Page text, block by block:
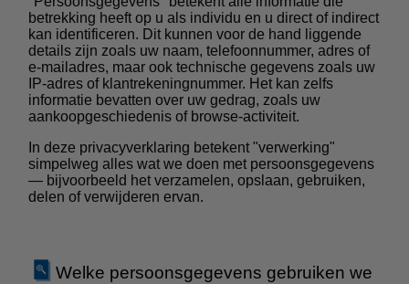
betrekking heeft op u als individu en u direct of indirect
kan identificeren. Dit kunnen voor de hand liggende
details zijn zoals uw naam, telefoonnummer, adres of
e-mailadres, maar ook technische gegevens zoals uw
IP-adres of klantrekeningnummer. Het kan zelfs
informatie bevatten over uw gedrag, zoals uw
aankoopgeschiedenis of browse-activiteit.
In deze privacyverklaring betekent "verwerking"
simpelweg alles wat we doen met persoonsgegevens
— bijvoorbeeld het verzamelen, opslaan, gebruiken,
delen of verwijderen ervan.
Welke persoonsgegevens gebruiken we